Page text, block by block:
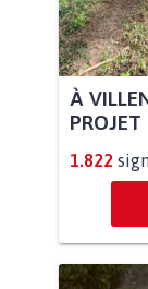
À
1.822